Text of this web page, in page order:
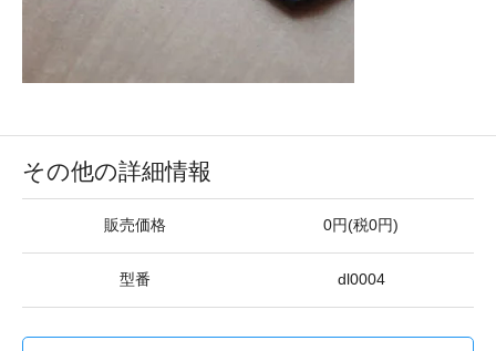
その他の詳細情報
販売価格 0円(税0円)
型番 dl0004